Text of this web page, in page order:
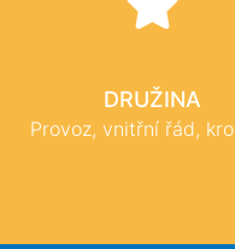
DRUŽINA
Provoz, vnitřní řád,